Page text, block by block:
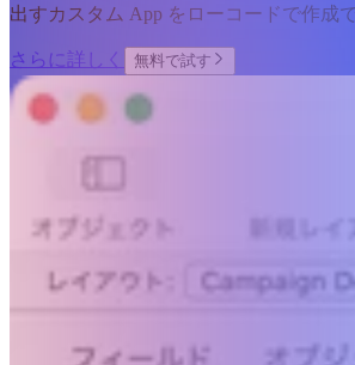
出すカスタム App をローコードで作成
さらに詳しく 無料で試す